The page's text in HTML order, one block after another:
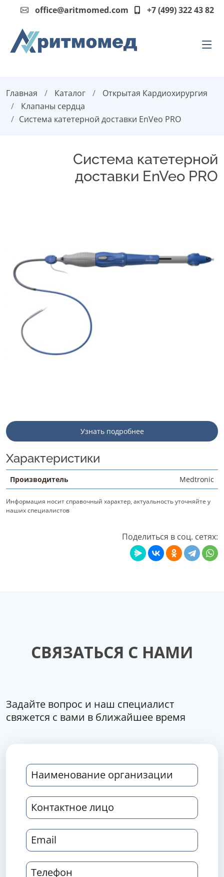
office@aritmomed.com +7 (499) 322 43 82
Главная Каталог
Открытая Кардиохирургия
Клапаны сердца
Система катетерной доставки EnVeo PRO
Система катетерной
доставки EnVeo PRO
Узнать подробнее
Характеристики
Производитель Medtronic
Информация носит справочный характер, актуальность уточняйте у
наших специалистов
Поделиться в соц. сетях:
СВЯЗАТЬСЯ С НАМИ
Задайте вопрос и наш специалист
свяжется с вами в ближайшее время